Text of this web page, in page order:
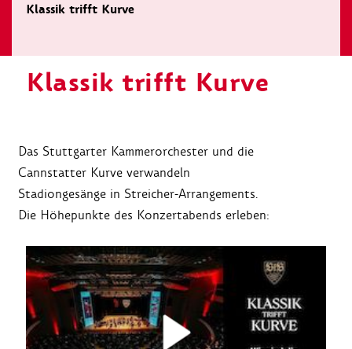
Klassik trifft Kurve
Klassik trifft Kurve
Das Stuttgarter Kammerorchester und die
Cannstatter Kurve verwandeln
Stadiongesänge in Streicher-Arrangements.
Die Höhepunkte des Konzertabends erleben: